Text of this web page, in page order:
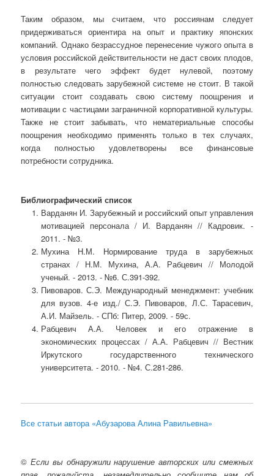
Таким образом, мы считаем, что россиянам следует
придерживаться ориентира на опыт и практику японских
компаний. Однако безрассудное перенесение чужого опыта в
условия российской действительности не даст своих плодов,
в результате чего эффект будет нулевой, поэтому
полностью следовать зарубежной системе не стоит. В такой
ситуации стоит создавать свою систему поощрения и
мотивации с частицами заграничной корпоративной культуры.
Также не стоит забывать, что нематериальные способы
поощрения необходимо применять только в тех случаях,
когда полностью удовлетворены все финансовые
потребности сотрудника.
Библиографический список
Варданян И. Зарубежный и российский опыт управления
мотивацией персонала / И. Варданян // Кадровик. -
2011. - №3.
Мухина Н.М. Нормирование труда в зарубежных
странах / Н.М. Мухина, А.А. Рабцевич // Молодой
ученый. - 2013. - №6. С.391-392.
Пивоваров. С.Э. Международный менеджмент: учебник
для вузов. 4-е изд./ С.Э. Пивоваров, Л.С. Тарасевич,
А.И. Майзель. - СПб: Питер, 2009. - 59с.
Рабцевич А.А. Человек и его отражение в
экономических процессах / А.А. Рабцевич // Вестник
Иркутского государственного технического
университета. - 2010. - №4. С.281-286.
Все статьи автора «Абузарова Алина Равильевна»
© Если вы обнаружили нарушение авторских или смежных